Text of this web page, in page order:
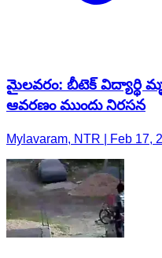
మైలవరం: బీటెక్ విద్యార్థి
ఆవరణం ముందు నిరసన
Mylavaram, NTR | Feb 17,